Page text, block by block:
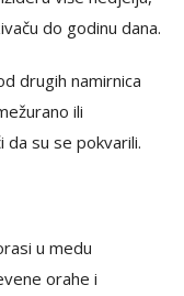
do godinu dana.
drugih namirnica
ili
da su se pokvarili.
u medu
orahe i